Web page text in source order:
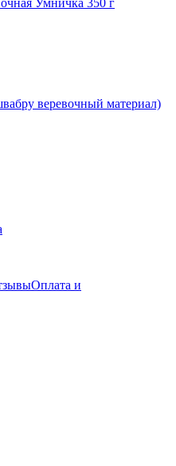
Умничка 350 г
веревочный материал)
Оплата и